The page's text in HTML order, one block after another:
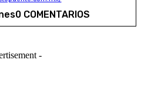
0 COMENTARIOS
-